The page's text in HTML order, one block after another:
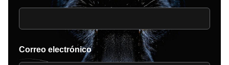
Correo electrónico